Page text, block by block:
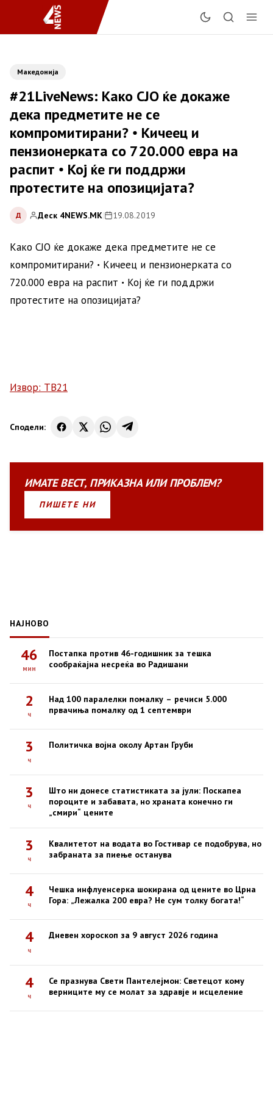
Македонија
#21LiveNews: Како СЈО ќе докаже
дека предметите не се
компромитирани? ꞏ Кичеец и
пензионерката со 720.000 евра на
распит ꞏ Кој ќе ги поддржи
протестите на опозицијата?
Д Деск 4NEWS.MK| 19.08.2019
Како СЈО ќе докаже дека предметите не се
компромитирани? ꞏ Кичеец и пензионерката со
720.000 евра на распит ꞏ Кој ќе ги поддржи
протестите на опозицијата?
Извор: ТВ21
Сподели:
ИМАТЕВЕСТ, ПРИКАЗНАИЛИПРОБЛЕМ?
ПИШЕТЕ НИ
НАЈНОВО
46
мин
Постапка против 46-годишник за тешка
сообраќајна несреќа во Радишани
2
ч
Над 100 паралелки помалку – речиси 5.000
првачиња помалку од 1 септември
3
ч
Политичка војна околу Артан Груби
3
ч
Што ни донесе статистиката за јули: Поскапеа
пороците и забавата, но храната конечно ги
„смири“ цените
3
ч
Квалитетот на водата во Гостивар се подобрува, но
забраната за пиење останува
4
ч
Чешка инфлуенсерка шокирана од цените во Црна
Гора: „Лежалка 200 евра? Не сум толку богата!“
4
ч
Дневен хороскоп за 9 август 2026 година
4
ч
Се празнува Свети Пантелејмон: Светецот кому
верниците му се молат за здравје и исцеление